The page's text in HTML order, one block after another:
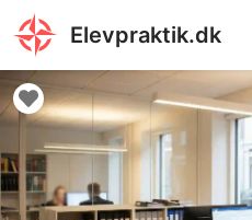
Elevpraktik.dk